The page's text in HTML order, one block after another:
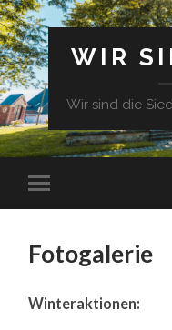
WIR
Wir sind die
Fotogalerie
Winteraktionen: